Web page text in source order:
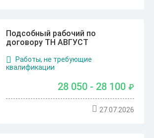
Подсобный рабочий по
договору ТН АВГУСТ
Работы, не требующие
квалификации
28 050 - 28 100 ₽
27.07.2026